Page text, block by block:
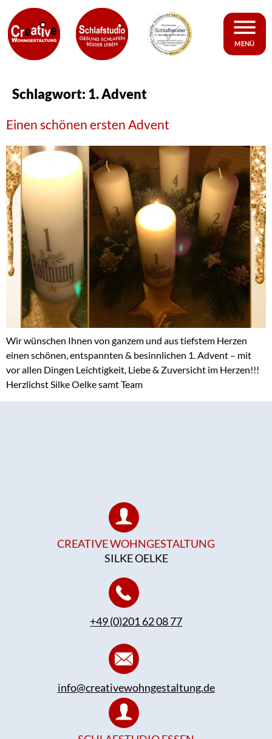
MENÜ
Schlagwort: 1. Advent
Einen schönen ersten Advent
Wir wünschen Ihnen von ganzem und aus tiefstem Herzen
einen schönen, entspannten & besinnlichen 1. Advent – mit
vor allen Dingen Leichtigkeit, Liebe & Zuversicht im Herzen!!!
Herzlichst Silke Oelke samt Team
CREATIVE WOHNGESTALTUNG
SILKE OELKE
+49 (0)201 62 08 77
info@creativewohngestaltung.de